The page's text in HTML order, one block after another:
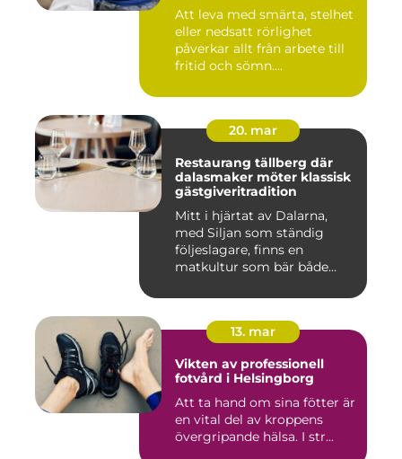
Att leva med smärta, stelhet
eller nedsatt rörlighet
påverkar allt från arbete till
fritid och sömn....
20. mar
Restaurang tällberg där
dalasmaker möter klassisk
gästgiveritradition
Mitt i hjärtat av Dalarna,
med Siljan som ständig
följeslagare, finns en
matkultur som bär både
13. mar
Vikten av professionell
fotvård i Helsingborg
Att ta hand om sina fötter är
en vital del av kroppens
övergripande hälsa. I str...